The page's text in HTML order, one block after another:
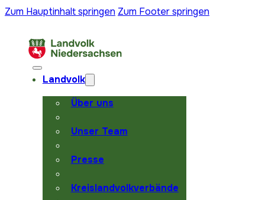
Zum Hauptinhalt springen Zum Footer springen
Landvolk
Über uns
Unser Team
Presse
Kreislandvolkverbände